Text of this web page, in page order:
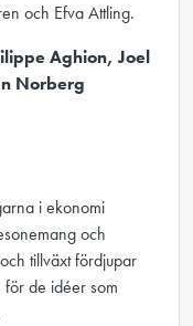
och Efva Attling.
Aghion, Joel
Norberg
i ekonomi
och
tillväxt fördjupar
för de idéer som